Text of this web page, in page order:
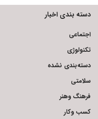
دسته بندی اخبار
اجتماعی
تکنولوژی
دسته‌بندی نشده
سلامتی
فرهنگ وهنر
کسب وکار